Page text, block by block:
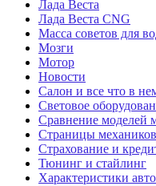
Лада Веста
Лада Веста CNG
Масса советов для
Мозги
Мотор
Новости
Салон и все что в
Световое
Сравнение моделей
Страницы механиков
Страхование и
Тюнинг и стайлинг
Характеристики